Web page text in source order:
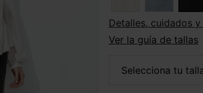
Detalles, cuidados
Ver la guía de tallas
selecciona tu